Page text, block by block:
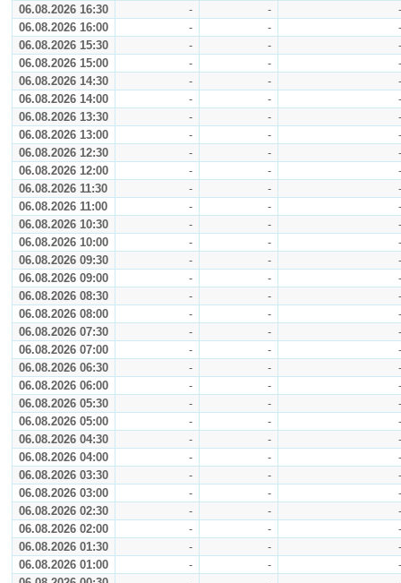
06.08.2026 16:30
- -
-
06.08.2026 16:00
- -
-
06.08.2026 15:30
- -
-
06.08.2026 15:00
- -
-
06.08.2026 14:30
- -
-
06.08.2026 14:00
- -
-
06.08.2026 13:30
- -
-
06.08.2026 13:00
- -
-
06.08.2026 12:30
- -
-
06.08.2026 12:00
- -
-
06.08.2026 11:30
- -
-
06.08.2026 11:00
- -
-
06.08.2026 10:30
- -
-
06.08.2026 10:00
- -
-
06.08.2026 09:30
- -
-
06.08.2026 09:00
- -
-
06.08.2026 08:30
- -
-
06.08.2026 08:00
- -
-
06.08.2026 07:30
- -
-
06.08.2026 07:00
- -
-
06.08.2026 06:30
- -
-
06.08.2026 06:00
- -
-
06.08.2026 05:30
- -
-
06.08.2026 05:00
- -
-
06.08.2026 04:30
- -
-
06.08.2026 04:00
- -
-
06.08.2026 03:30
- -
-
06.08.2026 03:00
- -
-
06.08.2026 02:30
- -
-
06.08.2026 02:00
- -
-
06.08.2026 01:30
- -
-
06.08.2026 01:00
- -
-